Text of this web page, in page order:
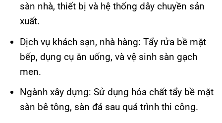
sàn nhà, thiết bị và hệ thống dây chuyền sản
xuất.
Dịch vụ khách sạn, nhà hàng: Tẩy rửa bề mặt
bếp, dụng cụ ăn uống, và vệ sinh sàn gạch
men.
Ngành xây dựng: Sử dụng hóa chất tẩy bề mặt
sàn bê tông, sàn đá sau quá trình thi công.